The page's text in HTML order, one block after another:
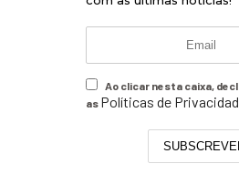
Ao clicar nesta caixa,
as Políticas de